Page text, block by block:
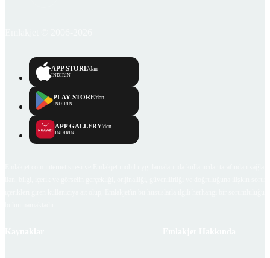
APP STORE'dan
İNDİRİN
PLAY STORE'dan
İNDİRİN
APP GALLERY'den
İNDİRİN